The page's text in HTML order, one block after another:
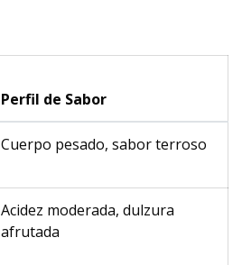
Perfil de Sabor
Cuerpo pesado, sabor terroso
Acidez moderada, dulzura
afrutada